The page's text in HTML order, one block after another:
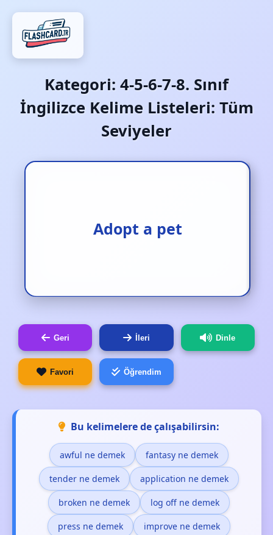
Kategori: 4-5-6-7-8. Sınıf
İngilizce Kelime Listeleri: Tüm
Seviyeler
Adopt a pet
Evcil hayvan sahiplenmek
Geri İleri Dinle
Favori Öğrendim
Bu kelimelere de çalışabilirsin:
awful ne demek fantasy ne demek
tender ne demek application ne demek
broken ne demek log off ne demek
press ne demek improve ne demek